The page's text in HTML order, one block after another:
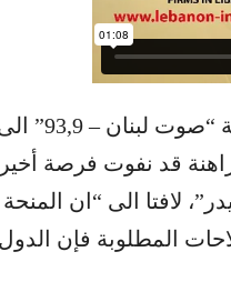
نبه النائب أنور
قد نفوت فرصة
لافتا الى “ان
المطلوبة فإن